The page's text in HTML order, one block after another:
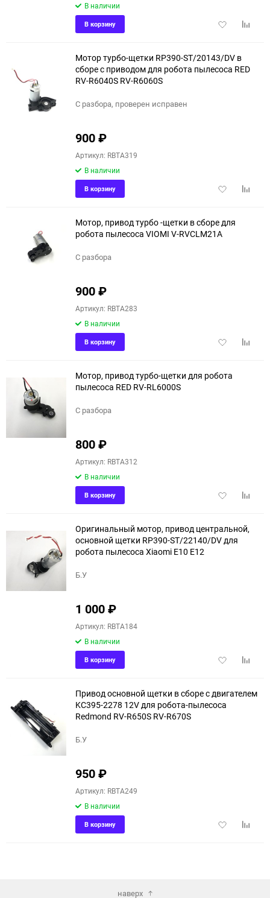
В наличии
Добавить
В корзину
Мотор турбо-щетки RP390-ST/20143/DV в
сборе с приводом для робота пылесоса RED
RV-R6040S RV-R6060S
С разбора, проверен исправен
900₽
Артикул: RBTA319
В наличии
Добавить
В корзину
Мотор, привод турбо -щетки в сборе для
робота пылесоса VIOMI V-RVCLM21A
С разбора
900₽
Артикул: RBTA283
В наличии
Добавить
В корзину
Мотор, привод турбо-щетки для робота
пылесоса RED RV-RL6000S
С разбора
800₽
Артикул: RBTA312
В наличии
Добавить
В корзину
Оригинальный мотор, привод центральной,
основной щетки RP390-ST/22140/DV для
робота пылесоса Xiaomi E10 E12
Б.У
1 000₽
Артикул: RBTA184
В наличии
Добавить
В корзину
Привод основной щетки в сборе с двигателем
KC395-2278 12V для робота-пылесоса
Redmond RV-R650S RV-R670S
Б.У
950₽
Артикул: RBTA249
В наличии
Добавить
В корзину
наверх